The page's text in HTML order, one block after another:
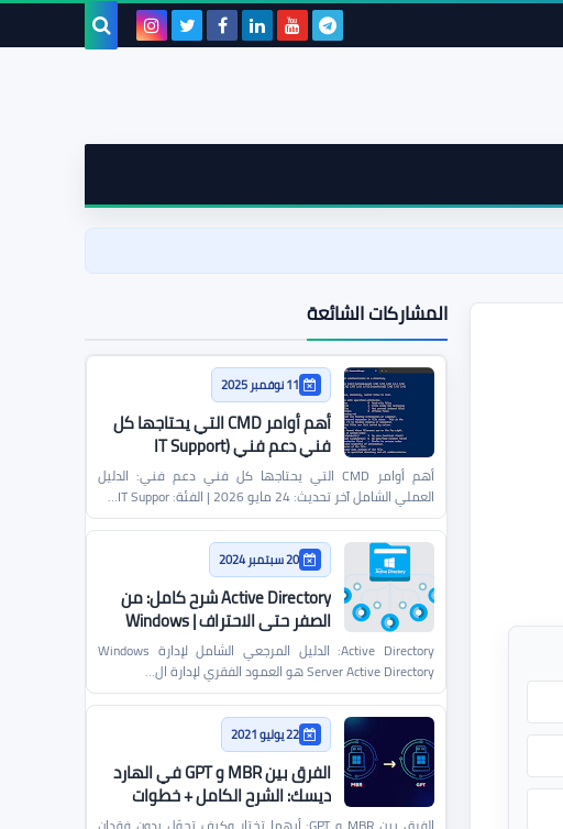
الإلكترونية
المشاركات الشائعة
11 نوفمبر 2025
أهم أوامر CMD التي يحتاجها كل
فني دعم فني (IT Support
Commands)
أهم أوامر CMD التي يحتاجها كل فني دعم فني: الدليل
العملي الشامل آخر تحديث: 24 مايو 2026 | الفئة: IT Suppor…
20 سبتمبر 2024
Active Directory شرح كامل: من
الصفر حتى الاحتراف | Windows
Server
Active Directory: الدليل المرجعي الشامل لإدارة Windows
Server Active Directory هو العمود الفقري لإدارة ال…
22 يوليو 2021
الفرق بين MBR و GPT في الهارد
ديسك: الشرح الكامل + خطوات
التحويل من وإلى